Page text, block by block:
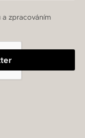
a zpracováním